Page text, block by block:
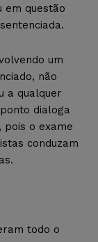
em questão
um
não
a qualquer
dialoga
pois o exame
conduzam
todo o